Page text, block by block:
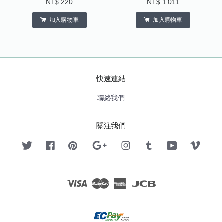
NT$ 220
加入購物車
NT$ 1,011
加入購物車
快速連結
聯絡我們
關注我們
Twitter FacebookPinterest Google InstagramTumblr YouTube
Visa Master American